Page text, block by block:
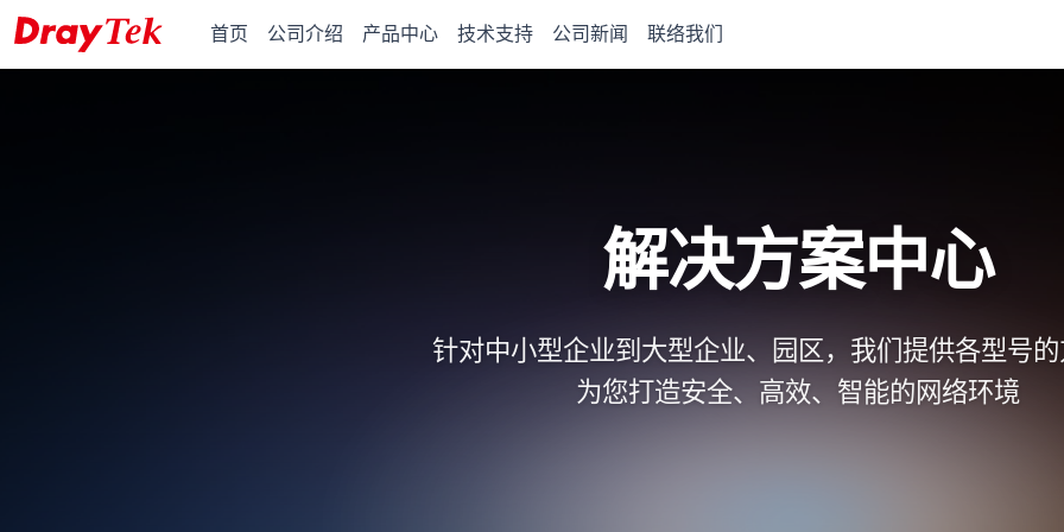
首页 公司介绍 产品中心 技术支持 公司新闻 联络我们
解决方案中心
针对中小型企业到大型企业、园区，我们提供各型号
为您打造安全、高效、智能的网络环境